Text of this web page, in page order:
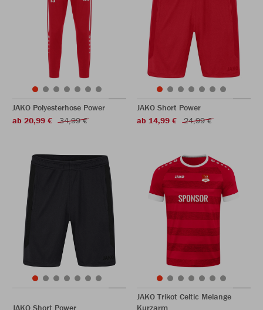
JAKO Polyesterhose Power
ab 20,99 €
34,99 €
JAKO Short Power
ab 14,99 €
24,99 €
JAKO Short Power
JAKO Trikot Celtic Melange
Kurzarm